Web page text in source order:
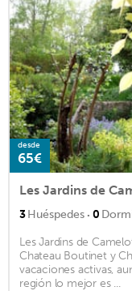
desde
65€
Les Jardins de
3Huéspedes · 0
Les Jardins de
Chateau Boutinet y
vacaciones activas,
región lo mejor es ...